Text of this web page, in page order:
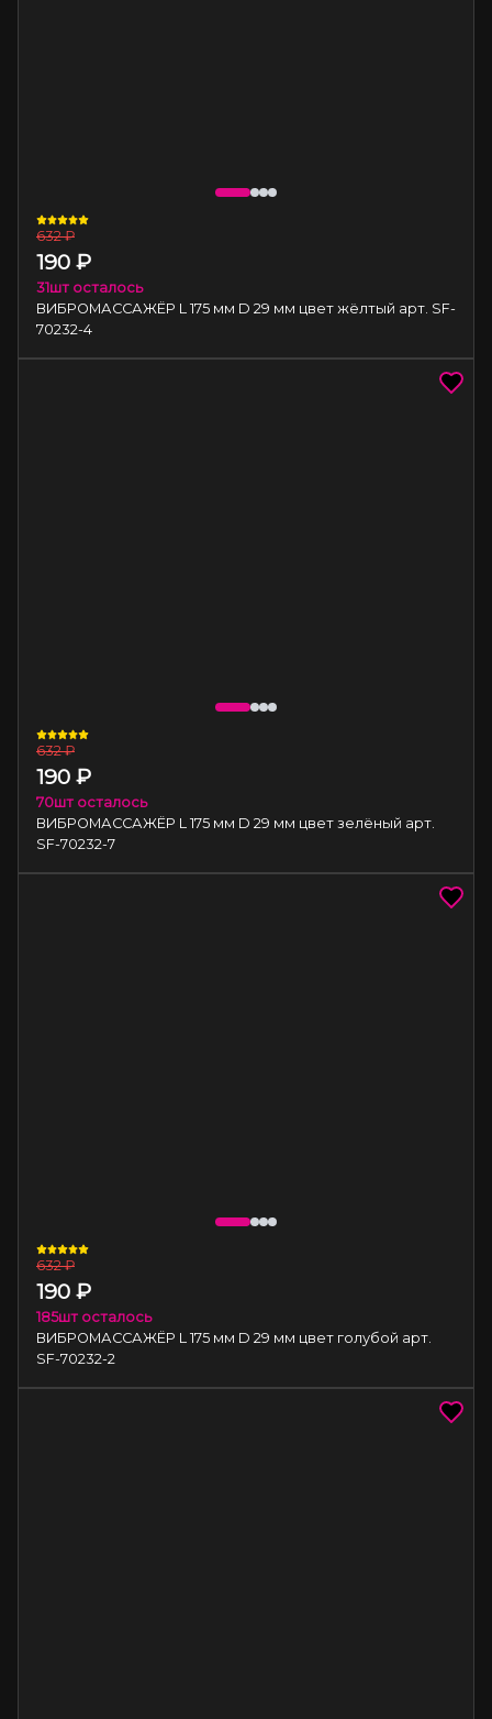
ВИБРОМАССАЖЁР L 175 мм D 29 мм цвет жёлтый арт. SF-
70232-4
31шт осталось
632 ₽
190 ₽
ВИБРОМАССАЖЁР L 175 мм D 29 мм цвет зелёный арт.
SF-70232-7
70шт осталось
632 ₽
190 ₽
ВИБРОМАССАЖЁР L 175 мм D 29 мм цвет голубой арт.
SF-70232-2
185шт осталось
632 ₽
190 ₽